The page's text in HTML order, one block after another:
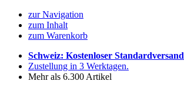
zur Navigation
zum Inhalt
zum Warenkorb
Schweiz: Kostenloser Standardversand
Zustellung in 3 Werktagen.
Mehr als 6.300 Artikel